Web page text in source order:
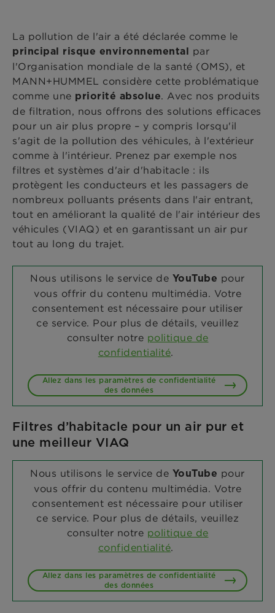
La pollution de l'air a été déclarée comme le
principal risque environnemental par
l'Organisation mondiale de la santé (OMS), et
MANN+HUMMEL considère cette problématique
comme une priorité absolue. Avec nos produits
de filtration, nous offrons des solutions efficaces
pour un air plus propre – y compris lorsqu'il
s'agit de la pollution des véhicules, à l'extérieur
comme à l'intérieur. Prenez par exemple nos
filtres et systèmes d'air d'habitacle : ils
protègent les conducteurs et les passagers de
nombreux polluants présents dans l'air entrant,
tout en améliorant la qualité de l'air intérieur des
véhicules (VIAQ) et en garantissant un air pur
tout au long du trajet.
Nous utilisons le service de YouTube pour
vous offrir du contenu multimédia. Votre
consentement est nécessaire pour utiliser
ce service. Pour plus de détails, veuillez
consulter notre politique de
confidentialité.
Allez dans les paramètres de confidentialité
des données
Filtres d’habitacle pour un air pur et
une meilleur VIAQ
Nous utilisons le service de YouTube pour
vous offrir du contenu multimédia. Votre
consentement est nécessaire pour utiliser
ce service. Pour plus de détails, veuillez
consulter notre politique de
confidentialité.
Allez dans les paramètres de confidentialité
des données